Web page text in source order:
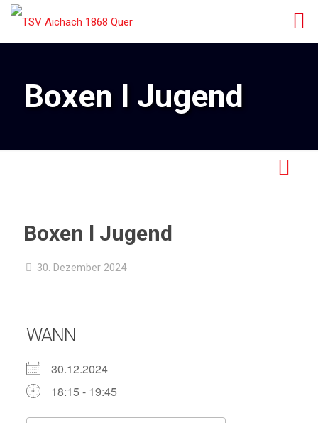
Boxen l Jugend
Boxen l Jugend
30. Dezember 2024
WANN
30.12.2024
18:15 - 19:45